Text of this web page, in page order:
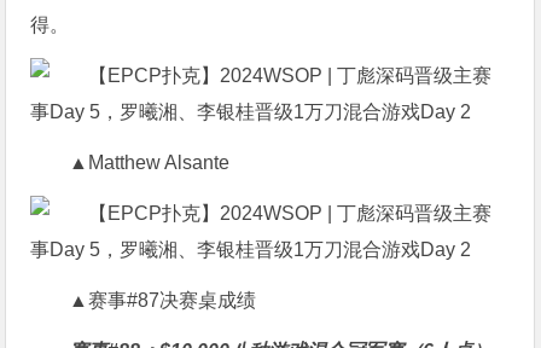
得。
▲Matthew Alsante
▲赛事#87决赛桌成绩